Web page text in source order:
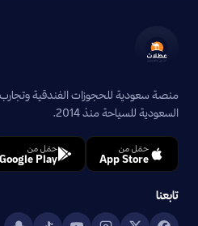
منصة سعودية للحجوزات الفندقية
السعودية للسياحة منذ 2014.
حمّل من
App Store
حمّل من
Google Play
تابعنا